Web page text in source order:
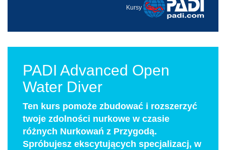
Kursy
PADI Advanced Open
Water Diver
Ten kurs pomoże zbudować i rozszerzyć
twoje zdolności nurkowe w czasie
różnych Nurkowań z Przygodą.
Spróbujesz ekscytujących specjalizacj, w